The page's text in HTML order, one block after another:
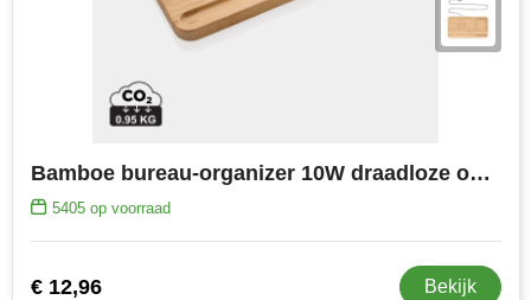
Bamboe bureau-organizer 10W draadloze oplader
5405op voorraad
€ 12,96 Bekijk